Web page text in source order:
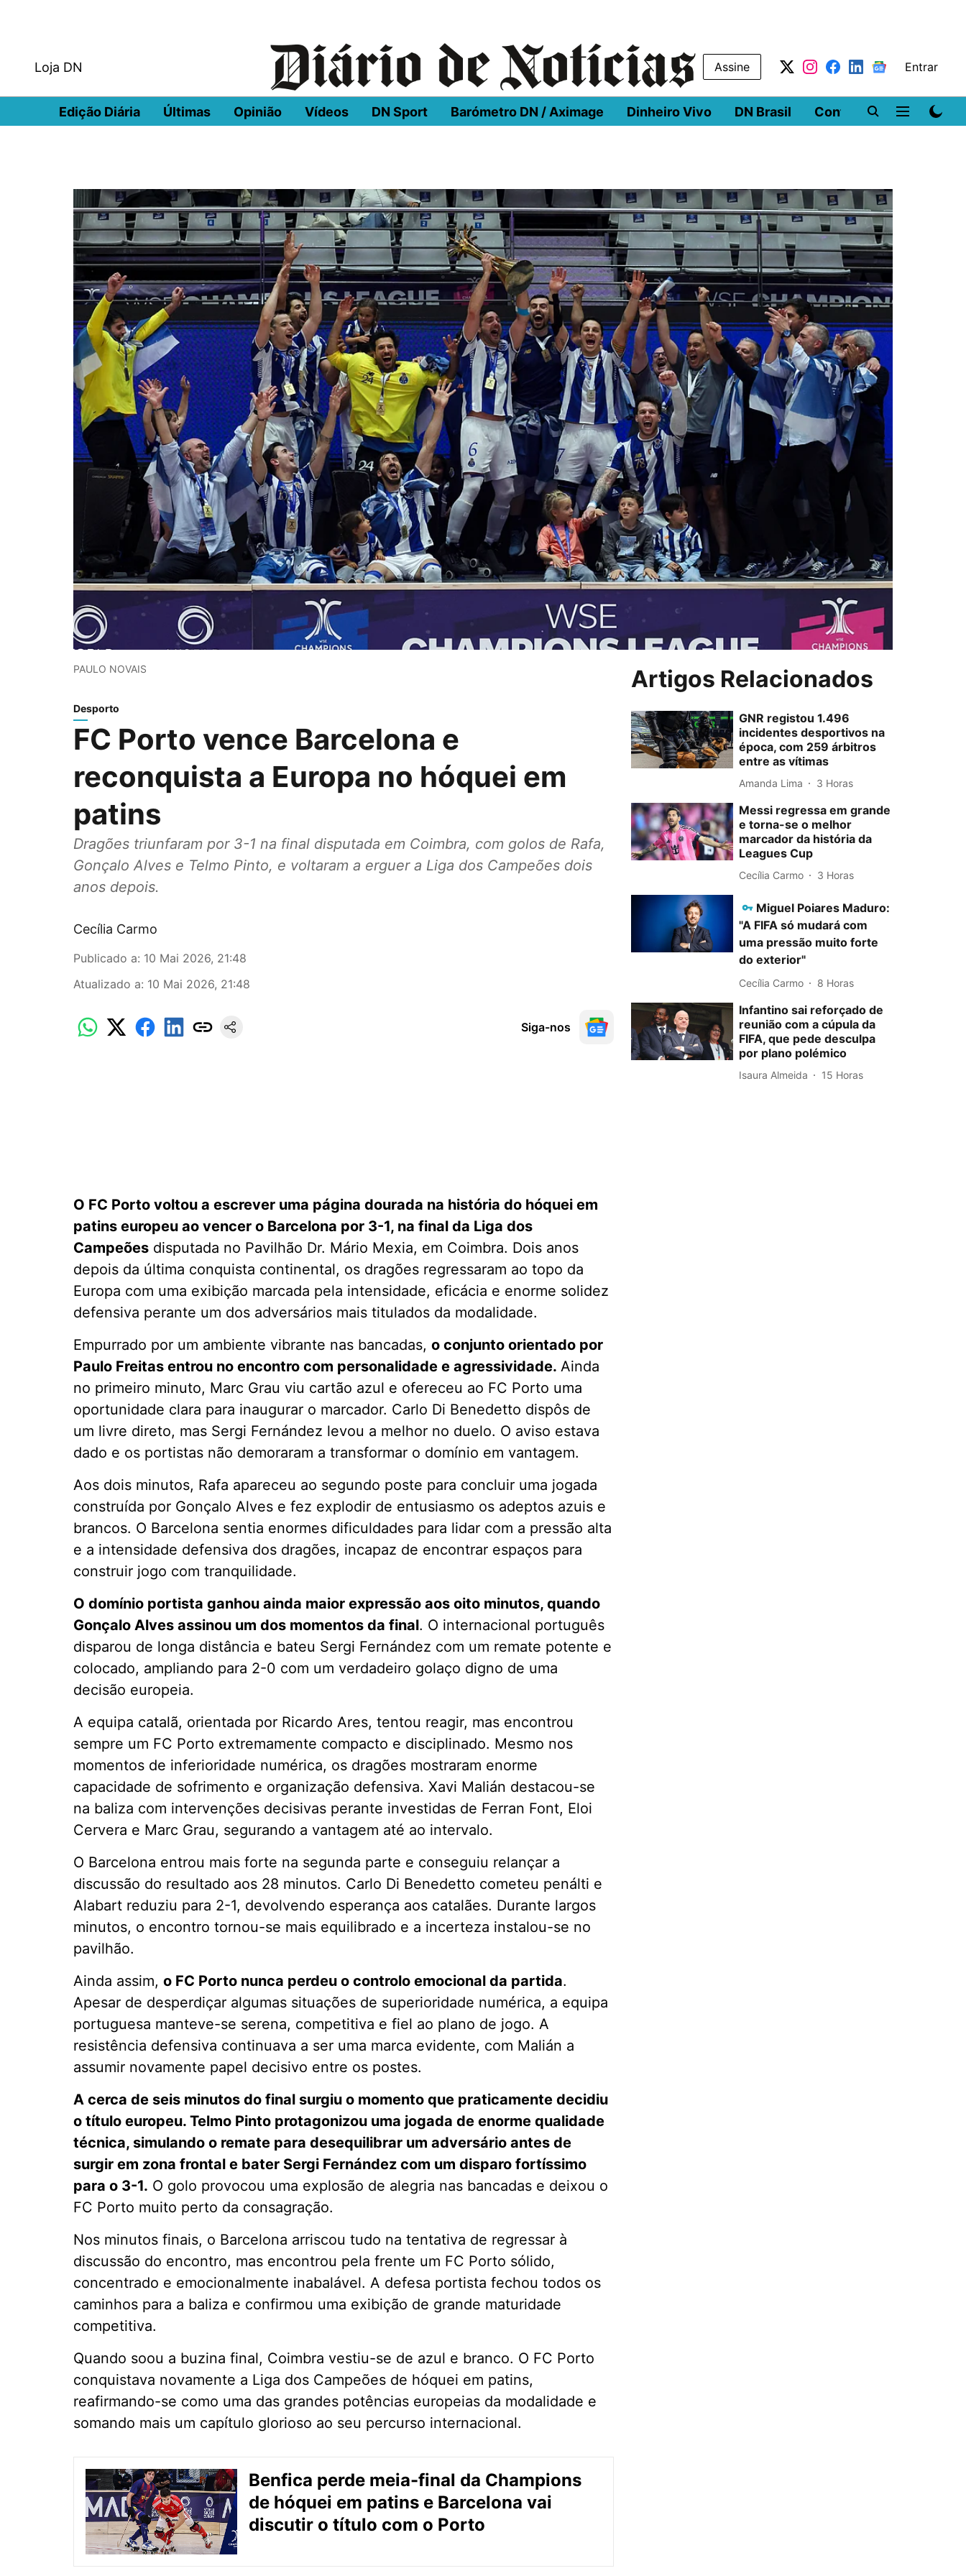
Loja DN Assine Entrar
Edição Diária Últimas Opinião Vídeos DN Sport Barómetro DN / Aximage Dinheiro Vivo DN Brasil Conferências DN
PAULO NOVAIS
Desporto
FC Porto vence Barcelona e
reconquista a Europa no hóquei em
patins
Dragões triunfaram por 3-1 na final disputada em Coimbra, com golos de Rafa,
Gonçalo Alves e Telmo Pinto, e voltaram a erguer a Liga dos Campeões dois
anos depois.
Cecília Carmo
Publicado a: 10 Mai 2026, 21:48
Atualizado a: 10 Mai 2026, 21:48
Siga-nos
O FC Porto voltou a escrever uma página dourada na história do hóquei em
patins europeu ao vencer o Barcelona por 3-1, na final da Liga dos
Campeões disputada no Pavilhão Dr. Mário Mexia, em Coimbra. Dois anos
depois da última conquista continental, os dragões regressaram ao topo da
Europa com uma exibição marcada pela intensidade, eficácia e enorme solidez
defensiva perante um dos adversários mais titulados da modalidade.
Empurrado por um ambiente vibrante nas bancadas, o conjunto orientado por
Paulo Freitas entrou no encontro com personalidade e agressividade. Ainda
no primeiro minuto, Marc Grau viu cartão azul e ofereceu ao FC Porto uma
oportunidade clara para inaugurar o marcador. Carlo Di Benedetto dispôs de
um livre direto, mas Sergi Fernández levou a melhor no duelo. O aviso estava
dado e os portistas não demoraram a transformar o domínio em vantagem.
Aos dois minutos, Rafa apareceu ao segundo poste para concluir uma jogada
construída por Gonçalo Alves e fez explodir de entusiasmo os adeptos azuis e
brancos. O Barcelona sentia enormes dificuldades para lidar com a pressão alta
e a intensidade defensiva dos dragões, incapaz de encontrar espaços para
construir jogo com tranquilidade.
O domínio portista ganhou ainda maior expressão aos oito minutos, quando
Gonçalo Alves assinou um dos momentos da final. O internacional português
disparou de longa distância e bateu Sergi Fernández com um remate potente e
colocado, ampliando para 2-0 com um verdadeiro golaço digno de uma
decisão europeia.
A equipa catalã, orientada por Ricardo Ares, tentou reagir, mas encontrou
sempre um FC Porto extremamente compacto e disciplinado. Mesmo nos
momentos de inferioridade numérica, os dragões mostraram enorme
capacidade de sofrimento e organização defensiva. Xavi Malián destacou-se
na baliza com intervenções decisivas perante investidas de Ferran Font, Eloi
Cervera e Marc Grau, segurando a vantagem até ao intervalo.
O Barcelona entrou mais forte na segunda parte e conseguiu relançar a
discussão do resultado aos 28 minutos. Carlo Di Benedetto cometeu penálti e
Alabart reduziu para 2-1, devolvendo esperança aos catalães. Durante largos
minutos, o encontro tornou-se mais equilibrado e a incerteza instalou-se no
pavilhão.
Ainda assim, o FC Porto nunca perdeu o controlo emocional da partida.
Apesar de desperdiçar algumas situações de superioridade numérica, a equipa
portuguesa manteve-se serena, competitiva e fiel ao plano de jogo. A
resistência defensiva continuava a ser uma marca evidente, com Malián a
assumir novamente papel decisivo entre os postes.
A cerca de seis minutos do final surgiu o momento que praticamente decidiu
o título europeu. Telmo Pinto protagonizou uma jogada de enorme qualidade
técnica, simulando o remate para desequilibrar um adversário antes de
surgir em zona frontal e bater Sergi Fernández com um disparo fortíssimo
para o 3-1. O golo provocou uma explosão de alegria nas bancadas e deixou o
FC Porto muito perto da consagração.
Nos minutos finais, o Barcelona arriscou tudo na tentativa de regressar à
discussão do encontro, mas encontrou pela frente um FC Porto sólido,
concentrado e emocionalmente inabalável. A defesa portista fechou todos os
caminhos para a baliza e confirmou uma exibição de grande maturidade
competitiva.
Quando soou a buzina final, Coimbra vestiu-se de azul e branco. O FC Porto
conquistava novamente a Liga dos Campeões de hóquei em patins,
reafirmando-se como uma das grandes potências europeias da modalidade e
somando mais um capítulo glorioso ao seu percurso internacional.
Benfica perde meia-final da Champions
de hóquei em patins e Barcelona vai
discutir o título com o Porto
Artigos Relacionados
GNR registou 1.496
incidentes desportivos na
época, com 259 árbitros
entre as vítimas
Amanda Lima 3 Horas
Messi regressa em grande
e torna-se o melhor
marcador da história da
Leagues Cup
Cecília Carmo 3 Horas
Miguel Poiares Maduro:
"A FIFA só mudará com
uma pressão muito forte
do exterior"
Cecília Carmo 8 Horas
Infantino sai reforçado de
reunião com a cúpula da
FIFA, que pede desculpa
por plano polémico
Isaura Almeida 15 Horas